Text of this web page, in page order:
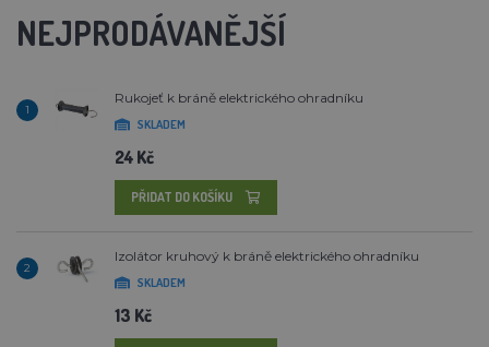
NEJPRODÁVANĚJŠÍ
1
Rukojeť k bráně elektrického ohradníku
SKLADEM
24 Kč
PŘIDAT DO KOŠÍKU
2
Izolátor kruhový k bráně elektrického ohradníku
SKLADEM
13 Kč